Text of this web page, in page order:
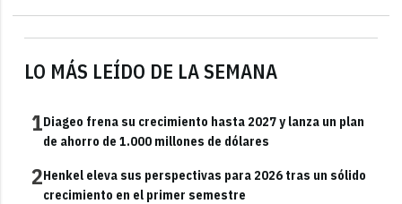
LO MÁS LEÍDO DE LA SEMANA
1Diageo frena su crecimiento hasta 2027 y lanza un plan
de ahorro de 1.000 millones de dólares
2Henkel eleva sus perspectivas para 2026 tras un sólido
crecimiento en el primer semestre